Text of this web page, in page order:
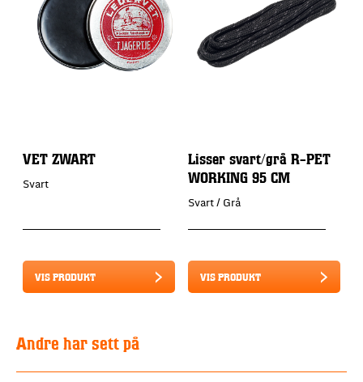
VET ZWART
Svart
VIS PRODUKT
Lisser svart/grå R-PET
WORKING 95 CM
Svart / Grå
VIS PRODUKT
Andre har sett på